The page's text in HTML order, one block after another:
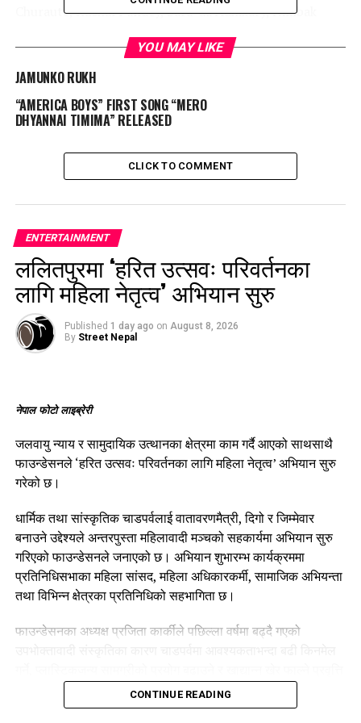
Churaute, Kushal Pandey, Sara-da Adhikary, Nimbak
Maan VS Mati will be on stage of Theater Mall Sundhara
( Top of Kathmandu Mall) till 26th of Push.
YOU MAY LIKE
JAMUNKO RUKH
“AMERICA BOYS” FIRST SONG “MERO
DHYANNAI TIMIMA” RELEASED
CLICK TO COMMENT
ENTERTAINMENT
ललितपुरमा ‘हरित उत्सवः परिवर्तनका
लागि महिला नेतृत्व’ अभियान सुरु
Published 1 day ago on August 8, 2026
By Street Nepal
नेपाल फोटो लाइब्रेरी
जलवायु न्याय र सामुदायिक उत्थानका क्षेत्रमा काम गर्दै आएको साथसाथै
फाउन्डेसनले ‘हरित उत्सवः परिवर्तनका लागि महिला नेतृत्व’ अभियान सुरु
गरेको छ।
धार्मिक तथा सांस्कृतिक चाडपर्वलाई वातावरणमैत्री, दिगो र जिम्मेवार
बनाउने उद्देश्यले अन्तरपुस्ता महिलावादी मञ्चको सहकार्यमा अभियान सुरु
गरिएको फाउन्डेसनले जनाएको छ। अभियान शुभारम्भ कार्यक्रममा
प्रतिनिधिसभाका महिला सांसद, महिला अधिकारकर्मी, सामाजिक अभियन्ता
तथा विभिन्न क्षेत्रका प्रतिनिधिको सहभागिता छ।
फाउन्डेसनका अध्यक्ष प्रजिता कार्कीले पछिल्ला वर्षमा बढ्दै गएको
बढ्दै गएको बताइन्।
CONTINUE READING